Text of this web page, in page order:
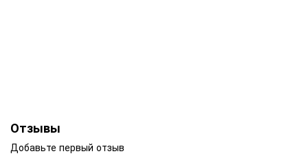
Отзывы
Добавьте первый отзыв